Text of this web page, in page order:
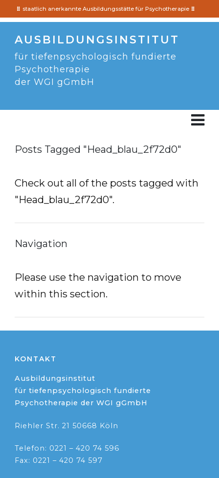
staatlich anerkannte Ausbildungsstätte für Psychotherapie
AUSBILDUNGSINSTITUT
für tiefenpsychologisch fundierte
Psychotherapie
der WGI gGmbH
Posts Tagged "Head_blau_2f72d0"
Check out all of the posts tagged with
"Head_blau_2f72d0".
Navigation
Please use the navigation to move
within this section.
KONTAKT
Ausbildungsinstitut
für tiefenpsychologisch fundierte
Psychotherapie der WGI gGmbH
Riehler Str. 21 50668 Köln
Telefon: 0221 – 420 74 596
Fax: 0221 – 420 74 597